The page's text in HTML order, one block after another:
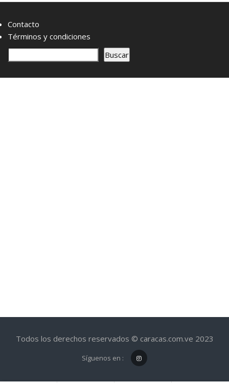
Contacto
Términos y condiciones
u
s
Buscar
Todos los derechos reservados © caracas.com.ve 2023
Síguenos en :